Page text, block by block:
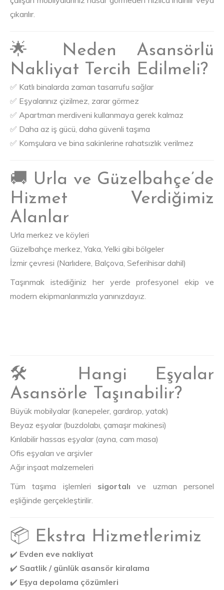
çıkarılır.
🌟 Neden Asansörlü
Nakliyat Tercih Edilmeli?
✅ Katlı binalarda zaman tasarrufu sağlar
✅ Eşyalarınız çizilmez, zarar görmez
✅ Apartman merdiveni kullanmaya gerek kalmaz
✅ Daha az iş gücü, daha güvenli taşıma
✅ Komşulara ve bina sakinlerine rahatsızlık verilmez
🚚 Urla ve Güzelbahçe’de
Hizmet Verdiğimiz
Alanlar
Urla merkez ve köyleri
Güzelbahçe merkez, Yaka, Yelki gibi bölgeler
İzmir çevresi (Narlıdere, Balçova, Seferihisar dahil)
Taşınmak istediğiniz her yerde profesyonel ekip ve
modern ekipmanlarımızla yanınızdayız.
🛠️ Hangi Eşyalar
Asansörle Taşınabilir?
Büyük mobilyalar (kanepeler, gardırop, yatak)
Beyaz eşyalar (buzdolabı, çamaşır makinesi)
Kırılabilir hassas eşyalar (ayna, cam masa)
Ofis eşyaları ve arşivler
Ağır inşaat malzemeleri
Tüm taşıma işlemleri sigortalı ve uzman personel
eşliğinde gerçekleştirilir.
📦 Ekstra Hizmetlerimiz
✔️ Evden eve nakliyat
✔️ Saatlik / günlük asansör kiralama
✔️ Eşya depolama çözümleri